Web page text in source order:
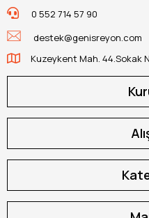
0 552 714 57 90
destek@genisreyon.com
Kuzeykent Mah. 44.Sokak